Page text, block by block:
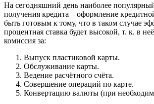
На сегодняшний день наиболее
получения кредита – оформление
быть готовым к тому, что в таком случае
процентная ставка будет высокой, т. к. в
комиссия за:
Выпуск пластиковой карты.
Обслуживание карты.
Ведение расчётного счёта.
Совершение операций по карте.
Конвертацию валюты (при